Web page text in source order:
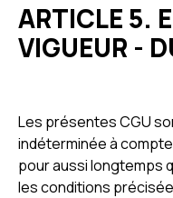
ARTICLE 5.
VIGUEUR -
Les présentes CGU
indéterminée à
pour aussi longtemps
les conditions